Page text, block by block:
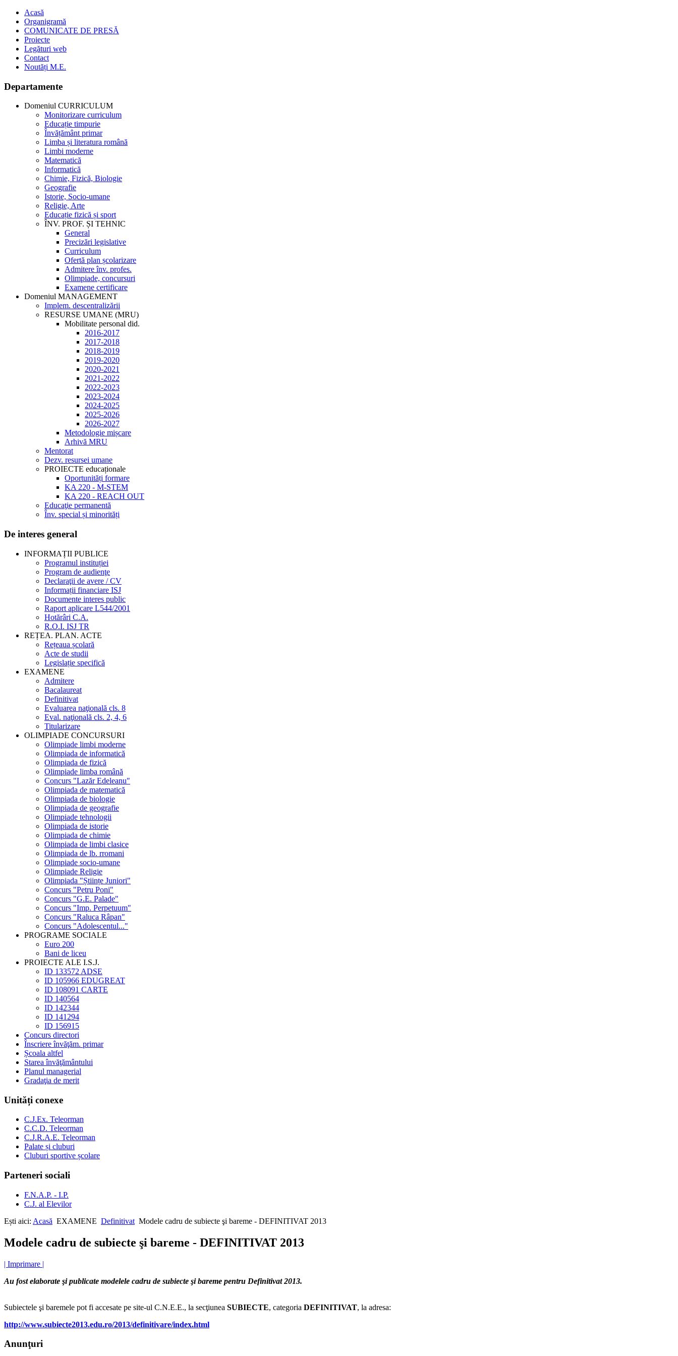
Acasă
Organigramă
COMUNICATE DE PRESĂ
Proiecte
Legături web
Contact
Noutăți M.E.
Departamente
Domeniul CURRICULUM
Monitorizare curriculum
Educație timpurie
Învățământ primar
Limba și literatura română
Limbi moderne
Matematică
Informatică
Chimie, Fizică, Biologie
Geografie
Istorie, Socio-umane
Religie, Arte
Educație fizică și sport
ÎNV. PROF. ȘI TEHNIC
General
Precizări legislative
Curriculum
Ofertă plan școlarizare
Admitere înv. profes.
Olimpiade, concursuri
Examene certificare
Domeniul MANAGEMENT
Implem. descentralizării
RESURSE UMANE (MRU)
Mobilitate personal did.
2016-2017
2017-2018
2018-2019
2019-2020
2020-2021
2021-2022
2022-2023
2023-2024
2024-2025
2025-2026
2026-2027
Metodologie mișcare
Arhivă MRU
Mentorat
Dezv. resursei umane
PROIECTE educaționale
Oportunități formare
KA 220 - M-STEM
KA 220 - REACH OUT
Educaţie permanentă
Înv. special și minorități
De interes general
INFORMAȚII PUBLICE
Programul instituției
Program de audienţe
Declaraţii de avere / CV
Informații financiare ISJ
Documente interes public
Raport aplicare L544/2001
Hotărâri C.A.
R.O.I. ISJ TR
REȚEA. PLAN. ACTE
Rețeaua școlară
Acte de studii
Legislație specifică
EXAMENE
Admitere
Bacalaureat
Definitivat
Evaluarea naţională cls. 8
Eval. naţională cls. 2, 4, 6
Titularizare
OLIMPIADE CONCURSURI
Olimpiade limbi moderne
Olimpiada de informatică
Olimpiada de fizică
Olimpiade limba română
Concurs "Lazăr Edeleanu"
Olimpiada de matematică
Olimpiada de biologie
Olimpiada de geografie
Olimpiade tehnologii
Olimpiada de istorie
Olimpiada de chimie
Olimpiada de limbi clasice
Olimpiada de lb. rromani
Olimpiade socio-umane
Olimpiade Religie
Olimpiada "Științe Juniori"
Concurs "Petru Poni"
Concurs "G.E. Palade"
Concurs "Imp. Perpetuum"
Concurs "Raluca Râpan"
Concurs "Adolescentul..."
PROGRAME SOCIALE
Euro 200
Bani de liceu
PROIECTE ALE I.S.J.
ID 133572 ADSE
ID 105966 EDUGREAT
ID 108091 CARTE
ID 140564
ID 142344
ID 141294
ID 156915
Concurs directori
Înscriere învăţăm. primar
Școala altfel
Starea învăţământului
Planul managerial
Gradaţia de merit
Unități conexe
C.J.Ex. Teleorman
C.C.D. Teleorman
C.J.R.A.E. Teleorman
Palate și cluburi
Cluburi sportive școlare
Parteneri sociali
F.N.A.P. - I.P.
C.J. al Elevilor
Ești aici: Acasă EXAMENE Definitivat Modele cadru de subiecte şi bareme - DEFINITIVAT 2013
Modele cadru de subiecte şi bareme - DEFINITIVAT 2013
| Imprimare |
Au fost elaborate şi publicate modelele cadru de subiecte şi bareme pentru Definitivat 2013.
Subiectele şi baremele pot fi accesate pe site-ul C.N.E.E., la secţiunea SUBIECTE, categoria DEFINITIVAT, la adresa:
http://www.subiecte2013.edu.ro/2013/definitivare/index.html
Anunţuri